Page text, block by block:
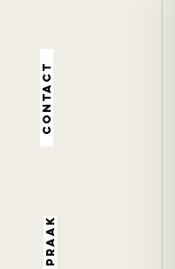
Contact